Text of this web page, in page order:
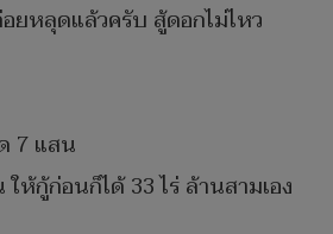
ยหลุดแล้วครับ สู้ดอกไม่ไหว
7 แสน
ห้กู้ก่อนก็ได้ 33 ไร่ ล้านสามเอง